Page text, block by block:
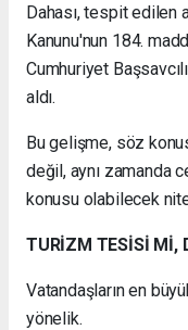
Dahası, tespit edilen
Kanunu'nun 184.
Cumhuriyet
aldı.
Bu gelişme, söz
değil, aynı zamanda
konusu olabilecek
TURİZM TESİSİ Mİ,
Vatandaşların en
yönelik.